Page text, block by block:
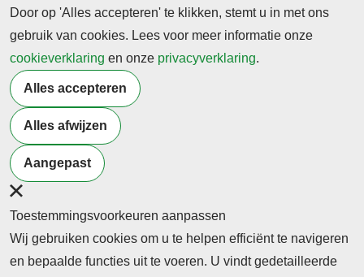
Bekijk recente
edities
THEMA
Leiderschap
& Innovatie
juni - 2026
THEMA
Beroepsonderwijs&burgerschap
april - 2026
Door op 'Alles accepteren' te klikken, stemt u in met ons
gebruik van cookies. Lees voor meer informatie onze
cookieverklaring en onze privacyverklaring.
Alles accepteren
Alles afwijzen
Aangepast
Toestemmingsvoorkeuren aanpassen
Wij gebruiken cookies om u te helpen efficiënt te navigeren
en bepaalde functies uit te voeren. U vindt gedetailleerde